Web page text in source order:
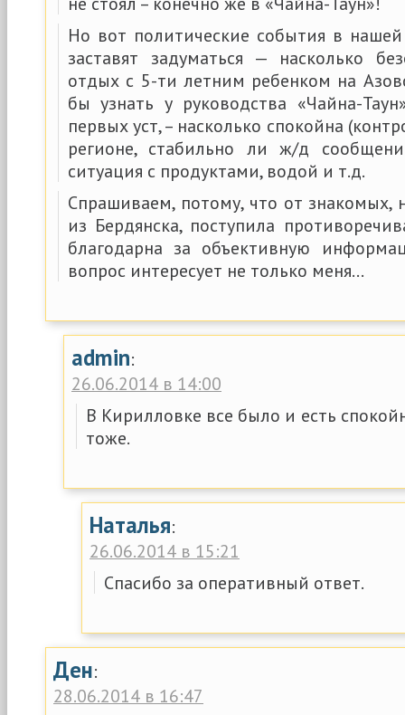
Но вот политические события в
заставят задуматься — насколько
отдых с 5-ти летним ребенком на
бы узнать у руководства «Чайна-
первых уст, – насколько спокойна
регионе, стабильно ли ж/д
ситуация с продуктами, водой и т.д.
Спрашиваем, потому, что от знакомых,
из Бердянска, поступила
благодарна за объективную
вопрос интересует не только меня…
admin:
26.06.2014 в 14:00
В Кирилловке все было и есть
тоже.
Наталья:
26.06.2014 в 15:21
Спасибо за оперативный ответ.
Ден:
28.06.2014 в 16:47